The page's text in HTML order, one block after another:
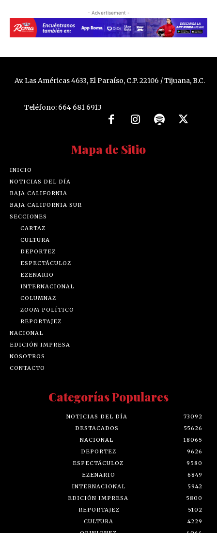
- Advertisement -
Av. Las Américas 4633, El Paraíso, C.P. 22106 / Tijuana, B.C.
Teléfono: 664 681 6913
Mapa de Sitio
INICIO
NOTICIAS DEL DÍA
BAJA CALIFORNIA
BAJA CALIFORNIA SUR
SECCIONES
CARTAZ
CULTURA
DEPORTEZ
ESPECTÁCULOZ
EZENARIO
INTERNACIONAL
COLUMNAZ
ZOOM POLÍTICO
REPORTAJEZ
NACIONAL
EDICIÓN IMPRESA
NOSOTROS
CONTACTO
Categorías Populares
NOTICIAS DEL DÍA
73092
DESTACADOS
55626
NACIONAL
18065
DEPORTEZ
9626
ESPECTÁCULOZ
9580
EZENARIO
6849
INTERNACIONAL
5942
EDICIÓN IMPRESA
5800
REPORTAJEZ
5102
CULTURA
4229